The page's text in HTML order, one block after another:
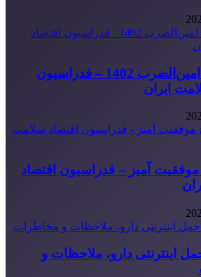
جشنواره امین‌الضرب 1402 – فدراسیون
ایران
آمیز – فدراسیون اقتصاد
اینترنتی دارو، ملاحظات و